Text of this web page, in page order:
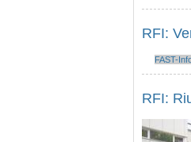
RFI:
FAST-
RFI: